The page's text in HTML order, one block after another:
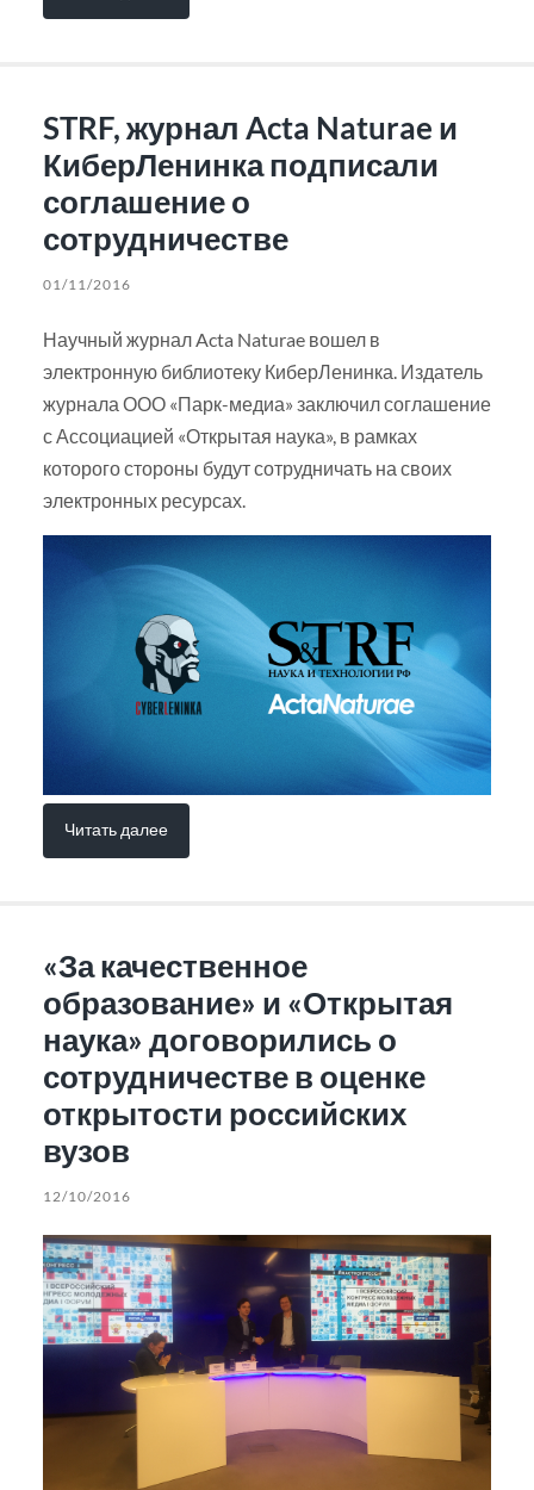
STRF, журнал Acta Naturae и
КиберЛенинка подписали
соглашение о
сотрудничестве
01/11/2016
Научный журнал Acta Naturae вошел в
электронную библиотеку КиберЛенинка. Издатель
журнала ООО «Парк-медиа» заключил соглашение
с Ассоциацией «Открытая наука», в рамках
которого стороны будут сотрудничать на своих
электронных ресурсах.
Читать далее
«За качественное
образование» и «Открытая
наука» договорились о
сотрудничестве в оценке
открытости российских
вузов
12/10/2016